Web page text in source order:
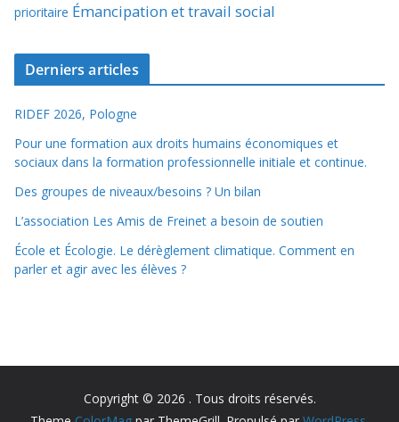
prioritaire Émancipation et travail social
Derniers articles
RIDEF 2026, Pologne
Pour une formation aux droits humains économiques et
sociaux dans la formation professionnelle initiale et continue.
Des groupes de niveaux/besoins ? Un bilan
L’association Les Amis de Freinet a besoin de soutien
École et Écologie. Le dérèglement climatique. Comment en
parler et agir avec les élèves ?
Copyright © 2026 . Tous droits réservés.